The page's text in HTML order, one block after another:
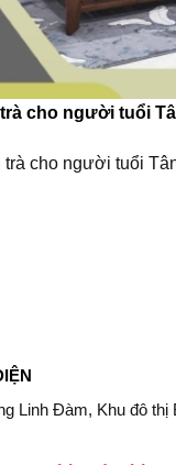
cho người tuổi
trà cho người tuổi
Linh Đàm, Khu đô thị